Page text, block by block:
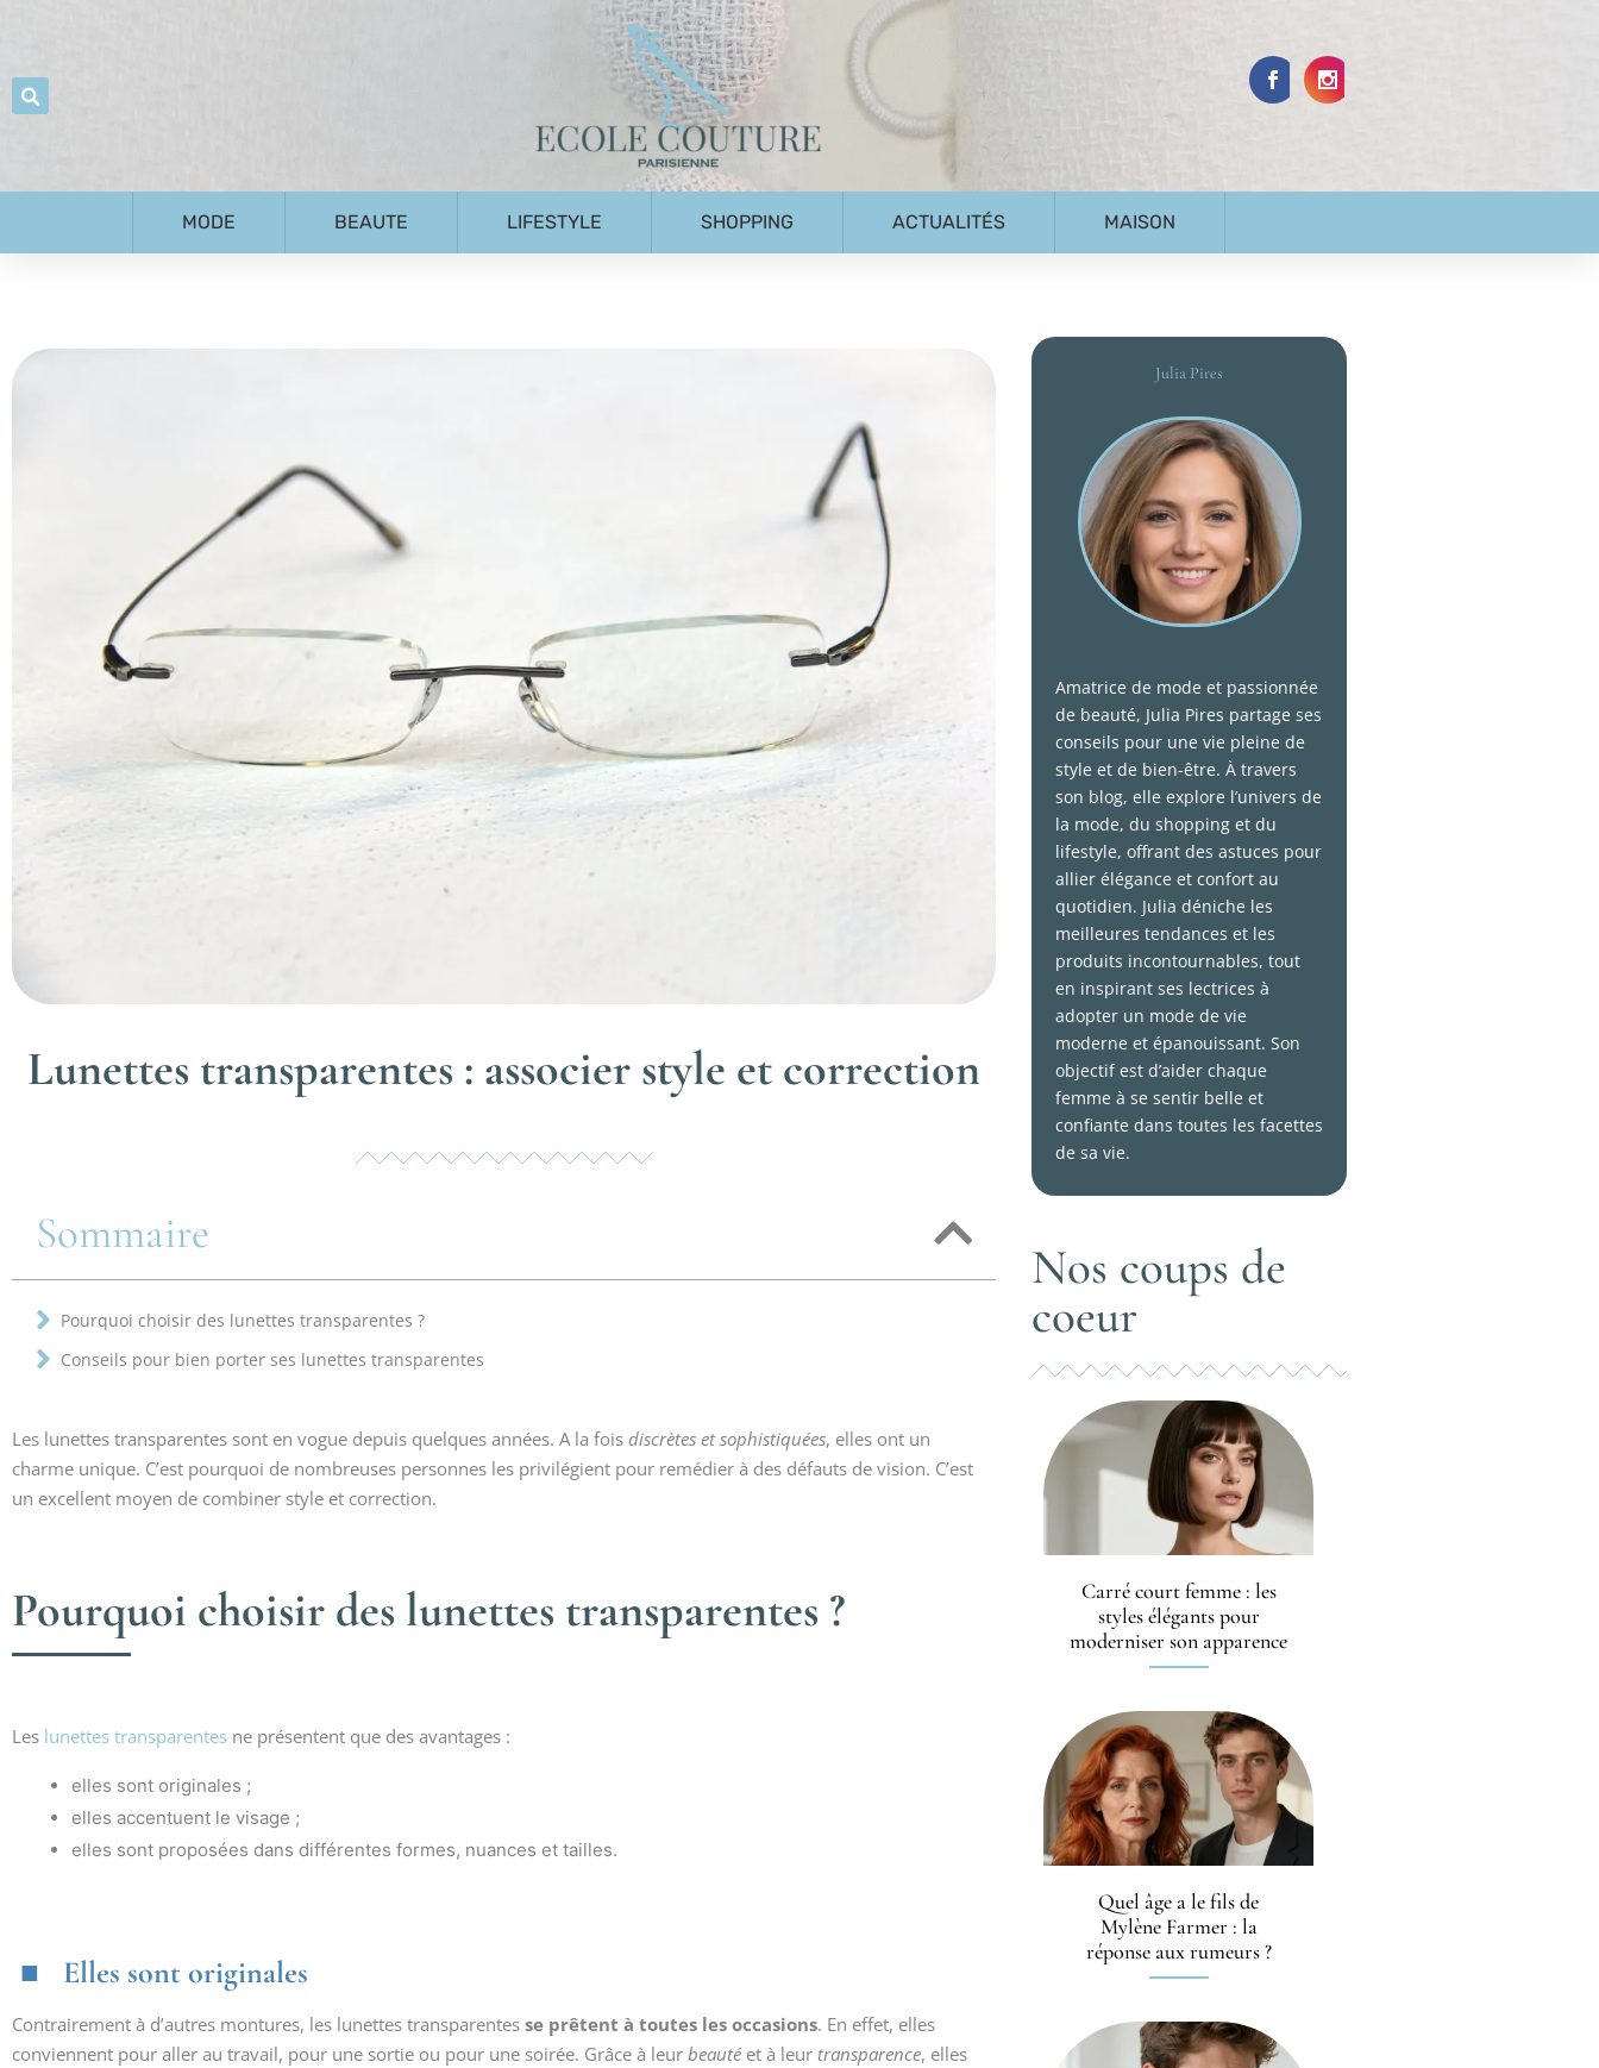
MODE BEAUTE LIFESTYLE SHOPPING ACTUALITÉS MAISON
Lunettes transparentes : associer style et correction
Sommaire
Pourquoi choisir des lunettes transparentes ?
Conseils pour bien porter ses lunettes transparentes
Les lunettes transparentes sont en vogue depuis quelques années. A la fois discrètes et sophistiquées, elles ont un
charme unique. C’est pourquoi de nombreuses personnes les privilégient pour remédier à des défauts de vision. C’est
un excellent moyen de combiner style et correction.
Pourquoi choisir des lunettes transparentes ?
Les lunettes transparentes ne présentent que des avantages :
elles sont originales ;
elles accentuent le visage ;
elles sont proposées dans différentes formes, nuances et tailles.
Elles sont originales
Contrairement à d’autres montures, les lunettes transparentes se prêtent à toutes les occasions. En effet, elles
conviennent pour aller au travail, pour une sortie ou pour une soirée. Grâce à leur beauté et à leur transparence, elles
Julia Pires
Amatrice de mode et passionnée
de beauté, Julia Pires partage ses
conseils pour une vie pleine de
style et de bien-être. À travers
son blog, elle explore l’univers de
la mode, du shopping et du
lifestyle, offrant des astuces pour
allier élégance et confort au
quotidien. Julia déniche les
meilleures tendances et les
produits incontournables, tout
en inspirant ses lectrices à
adopter un mode de vie
moderne et épanouissant. Son
objectif est d’aider chaque
femme à se sentir belle et
confiante dans toutes les facettes
de sa vie.
Nos coups de
coeur
Carré court femme : les
styles élégants pour
moderniser son apparence
Quel âge a le fils de
Mylène Farmer : la
réponse aux rumeurs ?